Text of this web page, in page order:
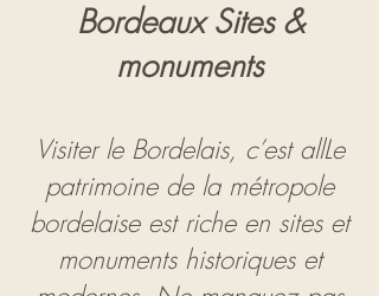
Bordeaux Sites &
monuments
Visiter le Bordelais, c’est allLe
patrimoine de la métropole
bordelaise est riche en sites et
monuments historiques et